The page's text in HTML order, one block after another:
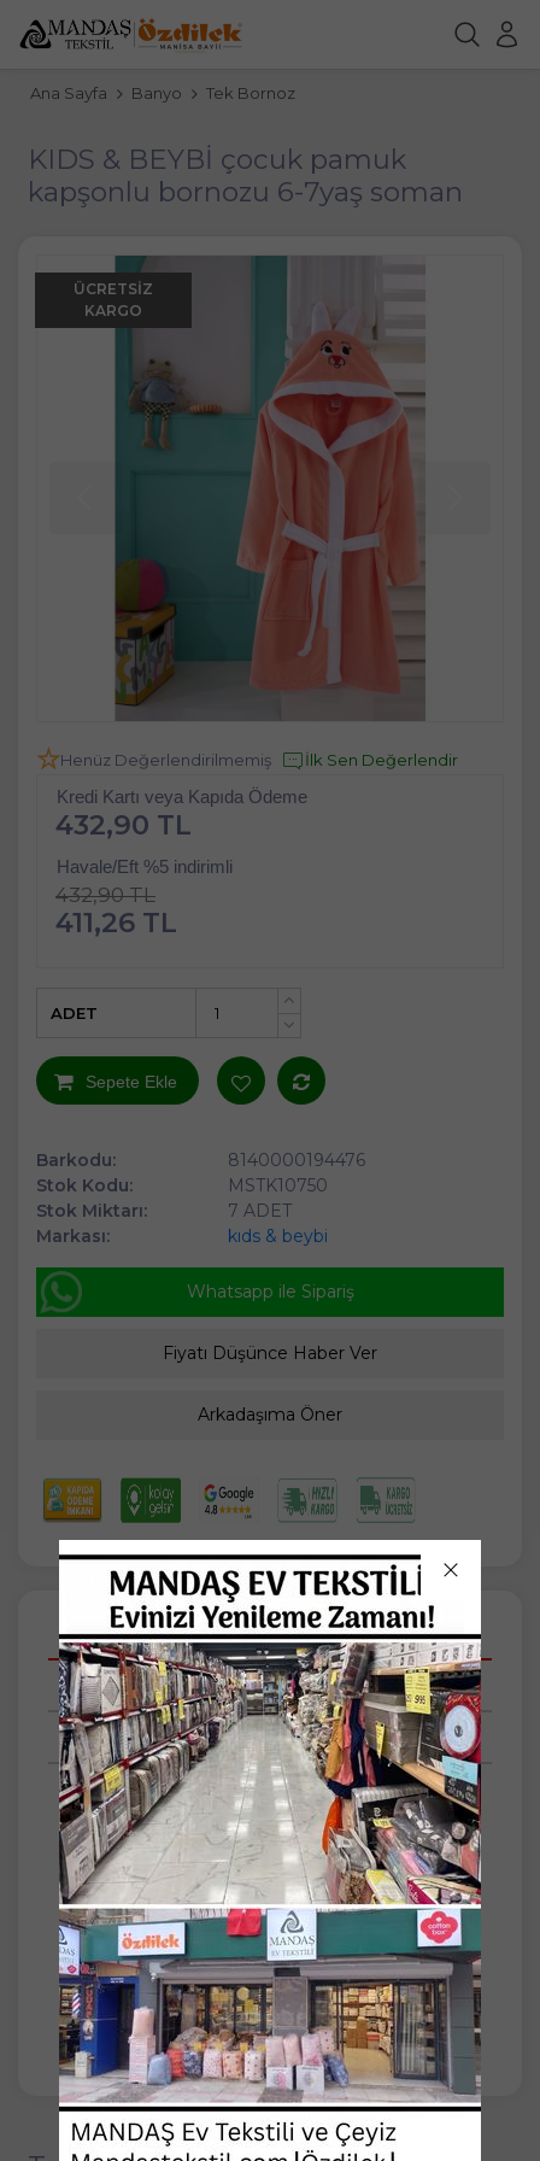
Ana Sayfa Banyo Tek Bornoz
KIDS & BEYBİ çocuk pamuk
kapşonlu bornozu 6-7yaş soman
ÜCRETSIZ
KARGO
Henüz Değerlendirilmemiş İlk Sen Değerlendir
Kredi Kartı veya Kapıda Ödeme
432,90 TL
Havale/Eft %5 indirimli
432,90 TL
411,26 TL
+
ADET
Sepete Ekle
Barkodu:
8140000194476
Stok Kodu:
MSTK10750
Stok Miktarı:
7 ADET
Markası:
kıds & beybi
Whatsapp ile Sipariş
Fiyatı Düşünce Haber Ver
Arkadaşıma Öner
Açıklamalar
Taksit Seçenekleri
Tüm Yorumlar
Ürün Adı : Kapşonlu %100 Pamuklu Çocuk
Bornoz
Ürün Açıklaması : - Kapşonlu Kulaklı %100
Pamuklu Çocuk Bornoz -Ürünlerimiz %100
Pamuktur.Çocukların hassas tenine uygun
yumuşak dokuludur.Su emiciliği yüksek ve
kaliteli bir üründür.Çocuk bornozlarımız
tavşan desenlidir ve resimdeki ile birebir aynı
üründür.6-12 yaş aralı